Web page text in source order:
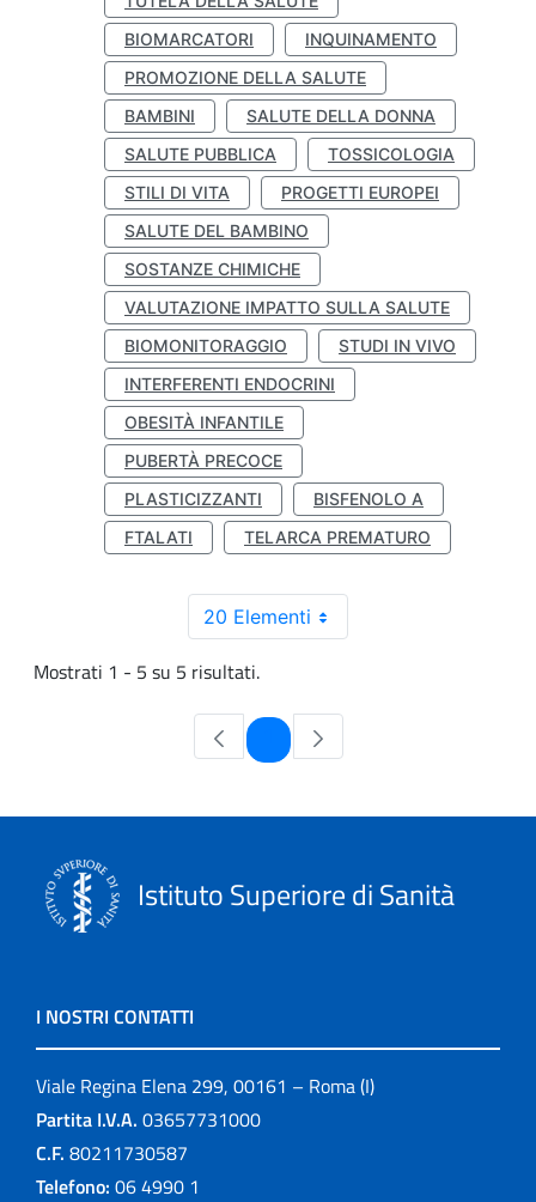
BIOMARCATORI
INQUINAMENTO
PROMOZIONE DELLA SALUTE
BAMBINI
SALUTE DELLA DONNA
SALUTE PUBBLICA
TOSSICOLOGIA
STILI DI VITA
PROGETTI EUROPEI
SALUTE DEL BAMBINO
SOSTANZE CHIMICHE
VALUTAZIONE IMPATTO SULLA SALUTE
BIOMONITORAGGIO
STUDI IN VIVO
INTERFERENTI ENDOCRINI
OBESITÀ INFANTILE
PUBERTÀ PRECOCE
PLASTICIZZANTI
BISFENOLO A
FTALATI
TELARCA PREMATURO
20 Elementi
Mostrati 1 - 5 su 5 risultati.
Pagina
Istituto Superiore di Sanità
I NOSTRI CONTATTI
Viale Regina Elena 299, 00161 – Roma (I)
Partita I.V.A. 03657731000
C.F. 80211730587
Telefono: 06 4990 1